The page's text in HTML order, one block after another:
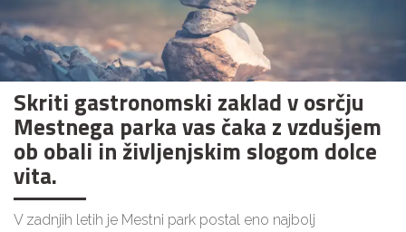
Skriti gastronomski zaklad v osrčju
Mestnega parka vas čaka z vzdušjem
ob obali in življenjskim slogom dolce
vita.
V zadnjih letih je Mestni park postal eno najbolj